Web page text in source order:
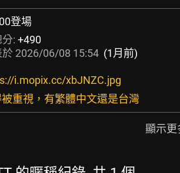
登場
: +490
於 2026/06/08 15:54 (1月前)
i.mopix.cc/xbJNZC.jpg
被重視，有繁體中文還是台灣
顯示更